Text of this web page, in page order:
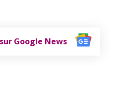
Google News